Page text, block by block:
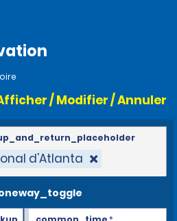
/ Modifier / Annuler
d'Atlanta